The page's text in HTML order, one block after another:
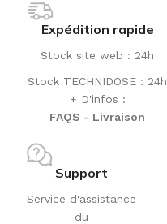
Expédition rapide
Stock site web : 24h
Stock TECHNIDOSE : 24h
+ D'infos :
FAQS - Livraison
Support
Service d'assistance
du